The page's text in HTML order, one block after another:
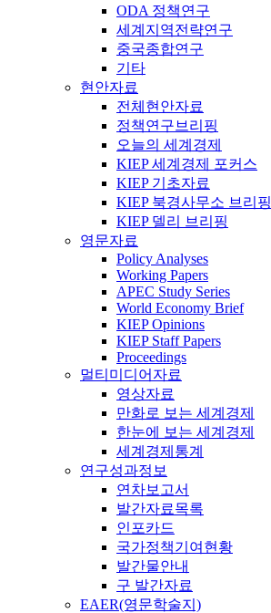
ODA 정책연구
세계지역전략연구
중국종합연구
기타
현안자료
전체현안자료
정책연구브리핑
오늘의 세계경제
KIEP 세계경제 포커스
KIEP 기초자료
KIEP 북경사무소 브리핑
KIEP 델리 브리핑
영문자료
Policy Analyses
Working Papers
APEC Study Series
World Economy Brief
KIEP Opinions
KIEP Staff Papers
Proceedings
멀티미디어자료
영상자료
만화로 보는 세계경제
한눈에 보는 세계경제
세계경제통계
연구성과정보
연차보고서
발간자료목록
인포카드
국가정책기여현황
발간물안내
구 발간자료
EAER(영문학술지)